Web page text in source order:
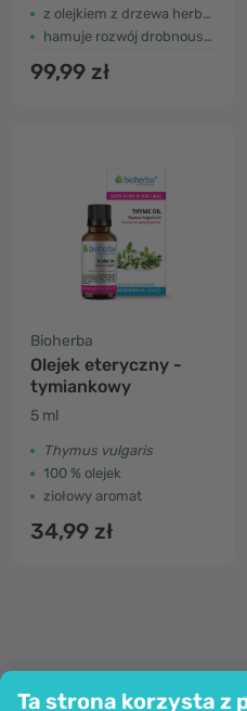
Ta strona korzysta z
z olejkiem z drzewa herbacianego
hamuje rozwój drobnoustrojów
99,99 zł
Bioherba
Olejek eteryczny -
tymiankowy
5 ml
Thymus vulgaris
100 % olejek
ziołowy aromat
34,99 zł